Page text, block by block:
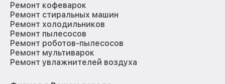
Ремонт кофеварок
Ремонт стиральных машин
Ремонт холодильников
Ремонт пылесосов
Ремонт роботов-пылесосов
Ремонт мультиварок
Ремонт увлажнителей воздуха